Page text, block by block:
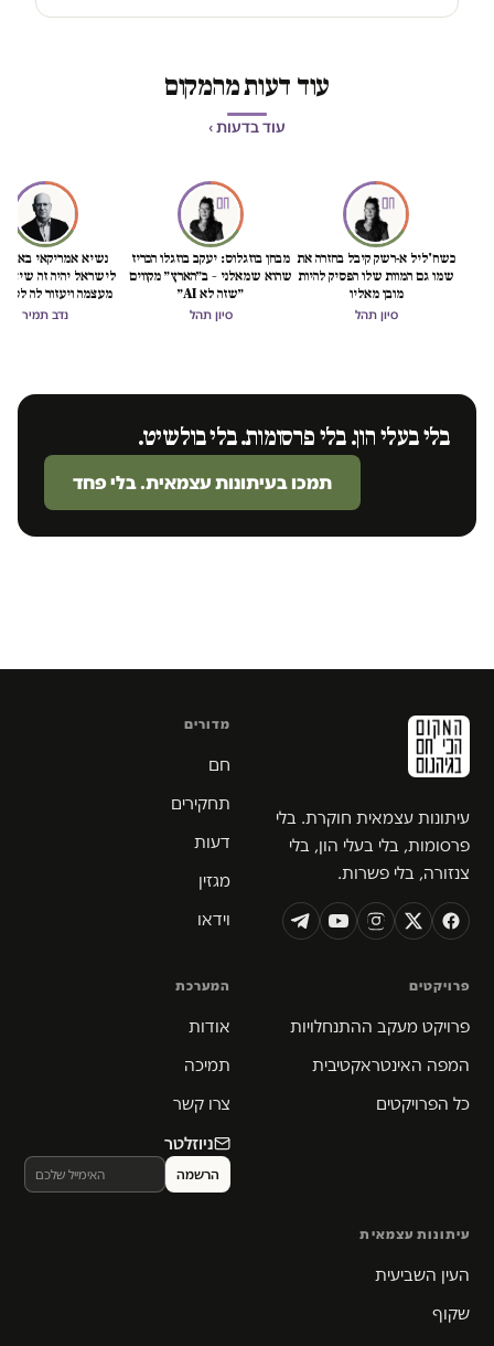
עוד דעות מהמקום
עוד בדעות ›
כשח'ליל א-רשק קיבל בחזרה את
שמו גם המוות שלו הפסיק להיות
מובן מאליו
סיון תהל
מבחן בוזגלוס: יעקב בוזגלו הכריז
שהוא שמאלני – ב״הארץ״ מקווים
״שזה לא AI״
סיון תהל
נשיא אמריקאי באמת
לישראל יהיה זה
מעצמה ויעזור לה
הכיבוש
נדב תמיר
בלי בעלי הון. בלי פרסומות. בלי בולשיט.
תמכו בעיתונות עצמאית. בלי פחד
עיתונות עצמאית חוקרת. בלי
פרסומות, בלי בעלי הון, בלי
צנזורה, בלי פשרות.
מדורים
חם
תחקירים
דעות
מגזין
וידאו
פרויקטים
פרויקט מעקב ההתנחלויות
המפה האינטראקטיבית
כל הפרויקטים
המערכת
אודות
תמיכה
צרו קשר
ניוזלטר
עיתונות עצמאית
העין השביעית
שקוף